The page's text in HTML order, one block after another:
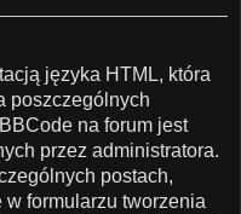
języka HTML, która
poszczególnych
na forum jest
przez administratora.
postach,
formularzu tworzenia